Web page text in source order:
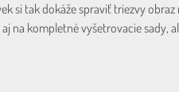
si tak dokáže spraviť triezvy
na kompletné vyšetrovacie sady,